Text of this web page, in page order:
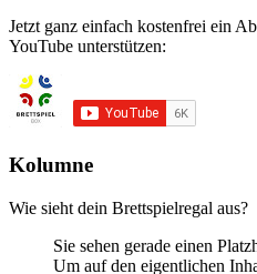
Jetzt ganz einfach kostenfrei ein
YouTube unterstützen:
Kolumne
Wie sieht dein Brettspielregal aus?
Sie sehen gerade einen
Um auf den eigentlichen